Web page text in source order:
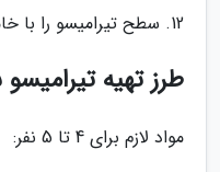
12. سطح تیرامیسو را با خامه فرم گرفته تزیین و سرو کنید.
طرز تهیه
مواد لازم برای 4 تا 5 نفر: